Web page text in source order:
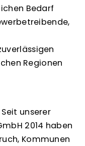
Bedarf
Regionen
unserer
2014 haben
Kommunen